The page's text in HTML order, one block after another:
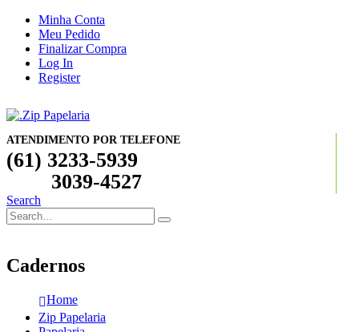
Minha Conta
Meu Pedido
Finalizar Compra
Log In
Register
ATENDIMENTO POR TELEFONE
(61) 3233-5939
3039-4527
Search
Cadernos
Home
Zip Papelaria